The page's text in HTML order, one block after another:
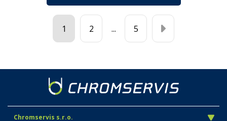
1 2 ... 5
Chromservis s.r.o.